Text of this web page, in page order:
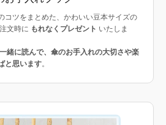
コツをまとめた、かわいい豆本サイズの
文時に もれなくプレゼント いたしま
緒に読んで、傘のお手入れの大切さや楽
と思います。